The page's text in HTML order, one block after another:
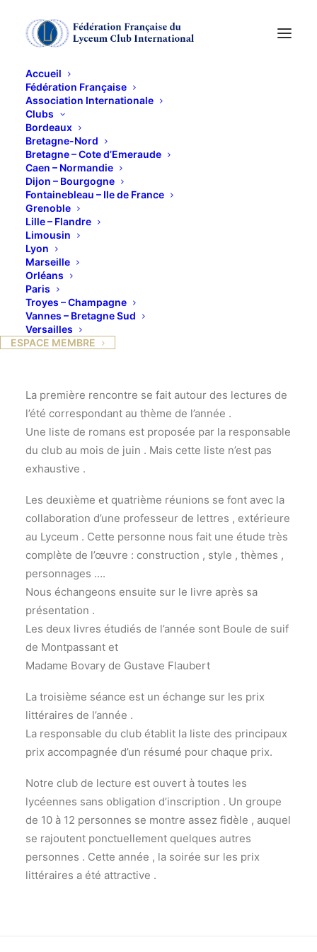
Accueil
Fédération Française
Association Internationale
Clubs
Bordeaux
Bretagne-Nord
Bretagne – Cote d’Emeraude
Caen – Normandie
Dijon – Bourgogne
Fontainebleau – Ile de France
Grenoble
Lille – Flandre
Limousin
Lyon
Marseille
Orléans
Paris
Troyes – Champagne
Vannes – Bretagne Sud
Versailles
ESPACE MEMBRE
27 MAI 2014
Notre Club de lecture fonctionne en tandem avec le
Club cinéma dans le choix du thème de l’année . Ce
choix se porte généralement sur un pays ( ex en
2012 le Japon, à la rentrée 2014 ce sera les pays de
l’Est ). Cette année nous avons innové en choisissant
une époque , le 19 e siècle en France .
La première rencontre se fait autour des lectures de
l’été correspondant au thème de l’année .
Une liste de romans est proposée par la responsable
du club au mois de juin . Mais cette liste n’est pas
exhaustive .
Les deuxième et quatrième réunions se font avec la
collaboration d’une professeur de lettres , extérieure
au Lyceum . Cette personne nous fait une étude très
complète de l’œuvre : construction , style , thèmes ,
personnages ….
Nous échangeons ensuite sur le livre après sa
présentation .
Les deux livres étudiés de l’année sont Boule de suif
de Montpassant et
Madame Bovary de Gustave Flaubert
La troisième séance est un échange sur les prix
littéraires de l’année .
La responsable du club établit la liste des principaux
prix accompagnée d’un résumé pour chaque prix.
Notre club de lecture est ouvert à toutes les
lycéennes sans obligation d’inscription . Un groupe
de 10 à 12 personnes se montre assez fidèle , auquel
se rajoutent ponctuellement quelques autres
personnes . Cette année , la soirée sur les prix
littéraires a été attractive .